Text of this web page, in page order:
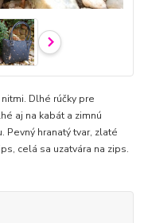
Dlhé rúčky pre
aj na kabát a zimnú
Pevný hranatý tvar, zlaté
celá sa uzatvára na zips.